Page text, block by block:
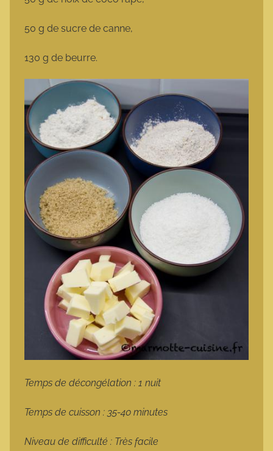
50 g de sucre de canne,
130 g de beurre.
Temps de décongélation : 1 nuit
Temps de cuisson : 35-40 minutes
Niveau de difficulté : Très facile